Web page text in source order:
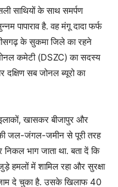
साथियों के साथ समर्पण
पापाराव है. वह मंगू दादा फर्फ
के सुकमा जिले का रहने
कमेटी (DSZC) का सदस्य
दक्षिण सब जोनल ब्यूरो का
खासकर बीजापुर और
की जल-जंगल-जमीन से पूरी तरह
भाग जाता था. बता दें कि
हमलों में शामिल रहा और सुरक्षा
दे चुका है. उसके खिलाफ 40